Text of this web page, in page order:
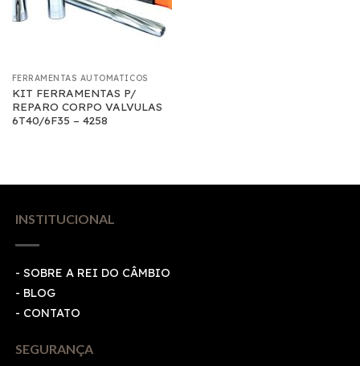
FERRAMENTAS AUTOMATICOS
KIT FERRAMENTAS P/
REPARO CORPO VALVULAS
6T40/6F35 – 4258
INSTITUCIONAL
- SOBRE A REI DO CÂMBIO
- BLOG
- CONTATO
SEGURANÇA